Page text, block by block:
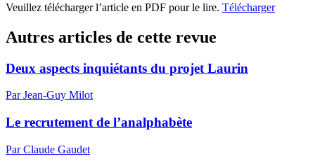
Veuillez télécharger l’article en PDF pour le lire. Télécharger
Autres articles de cette revue
Deux aspects inquiétants du projet Laurin
Par Jean-Guy Milot
Le recrutement de l’analphabète
Par Claude Gaudet